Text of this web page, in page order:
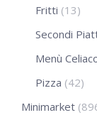
Fritti (13)
Secondi
Menù
Pizza (42)
Minimarket